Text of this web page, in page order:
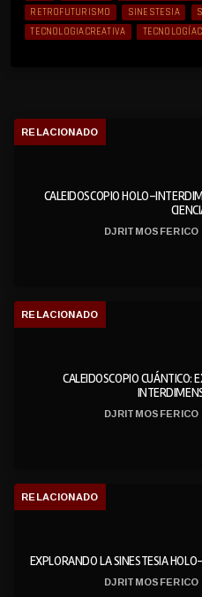
RETROFUTURISMO
SINESTESIA
TECNOLOGIACREATIVA
RELACIONADO
CALEIDOSCOPIO HOLO-
RELACIONADO
CALEIDOSCOPIO CUÁNTICO:
RELACIONADO
EXPLORANDO LA SINESTESIA